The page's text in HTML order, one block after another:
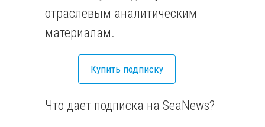
отраслевым аналитическим
материалам.
Купить подписку
Что дает подписка на SeaNews?